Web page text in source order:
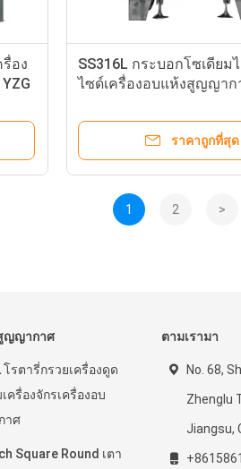
อง
SS316L กระบอกโซเดียม
ไซด์เครื่องอบแห้งสูญญาก
ราคาถูกที่สุด
1 2 >
ญญากาศ
โรตารี่กรวยเครื่องดูด
ครื่องจักรเครื่องอบ
าศ
Square Round เตา
ตามเรามา
No. 68,
Zhenglu
Jiangsu,